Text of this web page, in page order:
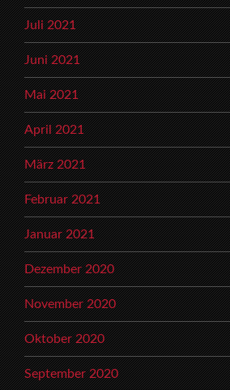
Juli 2021
Juni 2021
Mai 2021
April 2021
März 2021
Februar 2021
Januar 2021
Dezember 2020
November 2020
Oktober 2020
September 2020